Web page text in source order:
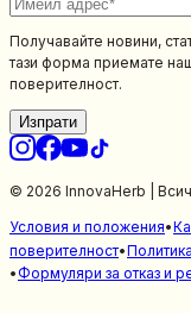
Получавайте новини,
тази форма приемате
поверителност.
Изпрати
© 2026 InnovaHerb |
Условия и положения•
поверителност•
• Формуляри за отказ и